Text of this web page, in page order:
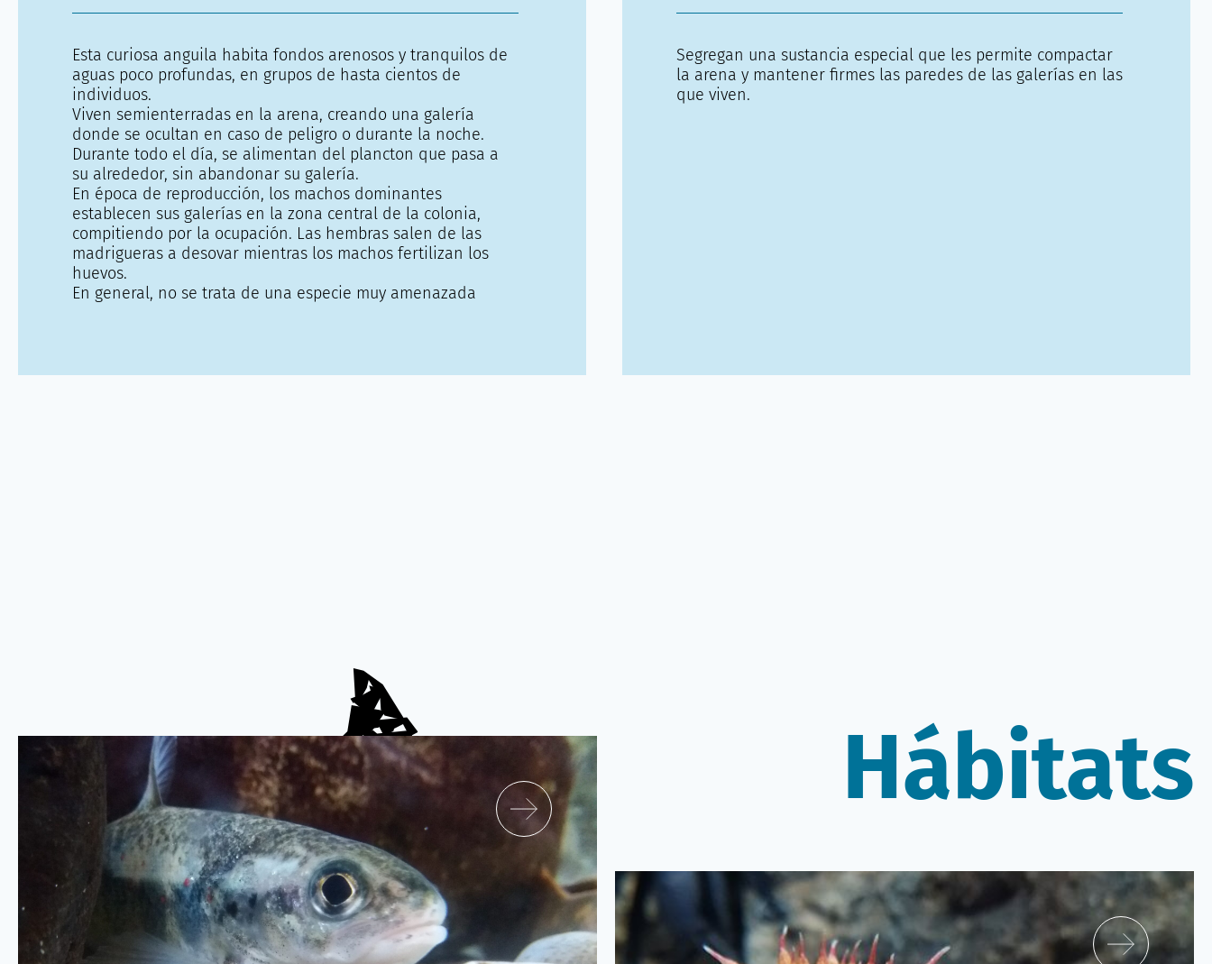
Esta curiosa anguila habita fondos arenosos y tranquilos de
aguas poco profundas, en grupos de hasta cientos de
individuos.
Viven semienterradas en la arena, creando una galería
donde se ocultan en caso de peligro o durante la noche.
Durante todo el día, se alimentan del plancton que pasa a
su alrededor, sin abandonar su galería.
En época de reproducción, los machos dominantes
establecen sus galerías en la zona central de la colonia,
compitiendo por la ocupación. Las hembras salen de las
madrigueras a desovar mientras los machos fertilizan los
huevos.
En general, no se trata de una especie muy amenazada
Segregan una sustancia especial que les permite compactar
la arena y mantener firmes las paredes de las galerías en las
que viven.
Hábitats